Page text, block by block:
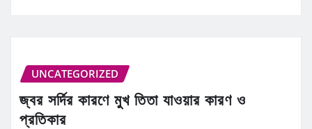
UNCATEGORIZED
জ্বর সর্দির কারণে মুখ তিতা যাওয়ার কারণ ও
প্রতিকার